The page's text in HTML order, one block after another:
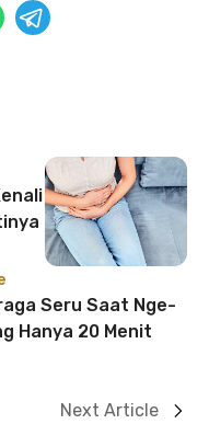
Seru Saat Nge-
Hanya 20 Menit
Next Article